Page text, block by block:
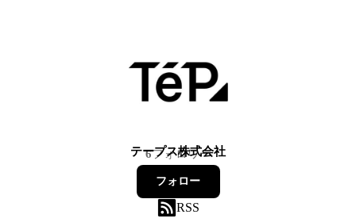
テープス株式会社
6フォロワー
フォロー
RSS